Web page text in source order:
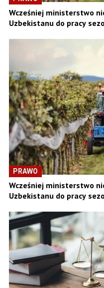
Wcześniej ministerstwo
Uzbekistanu do pracy
PRAWO
Wcześniej ministerstwo
Uzbekistanu do pracy